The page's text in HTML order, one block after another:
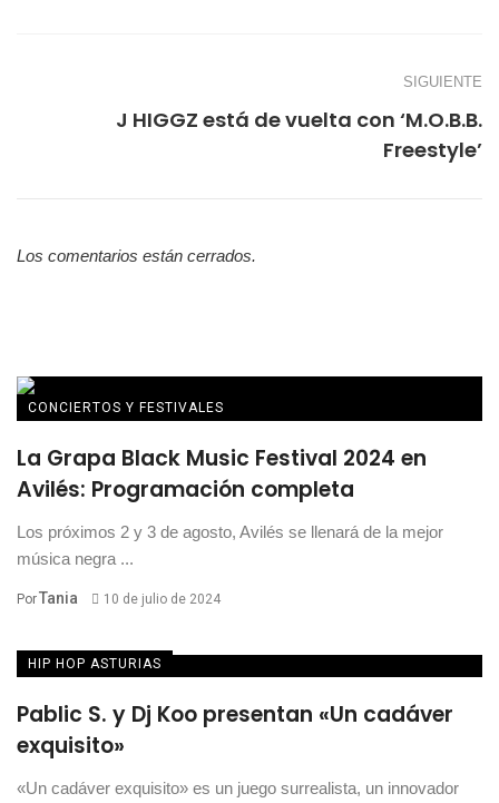
SIGUIENTE
J HIGGZ está de vuelta con ‘M.O.B.B.
Freestyle’
Los comentarios están cerrados.
CONCIERTOS Y FESTIVALES
La Grapa Black Music Festival 2024 en
Avilés: Programación completa
Los próximos 2 y 3 de agosto, Avilés se llenará de la mejor
música negra ...
PorTania 10 de julio de 2024
HIP HOP ASTURIAS
Pablic S. y Dj Koo presentan «Un cadáver
exquisito»
«Un cadáver exquisito» es un juego surrealista, un innovador